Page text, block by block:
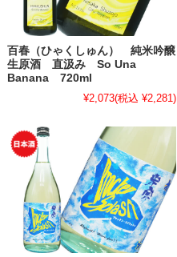
百春（ひゃくしゅん） 純米吟醸
生原酒 直汲み So Una
Banana 720ml
¥2,073(税込 ¥2,281)